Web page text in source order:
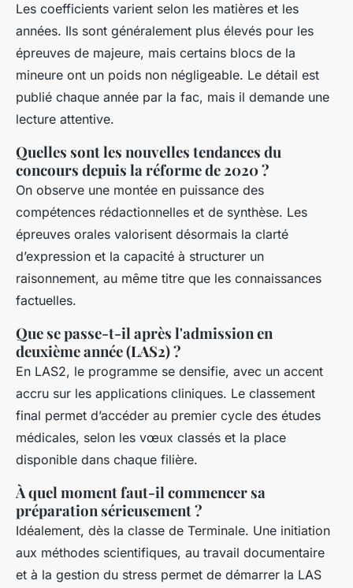
Les coefficients varient selon les matières et les
années. Ils sont généralement plus élevés pour les
épreuves de majeure, mais certains blocs de la
mineure ont un poids non négligeable. Le détail est
publié chaque année par la fac, mais il demande une
lecture attentive.
Quelles sont les nouvelles tendances du
concours depuis la réforme de 2020 ?
On observe une montée en puissance des
compétences rédactionnelles et de synthèse. Les
épreuves orales valorisent désormais la clarté
d’expression et la capacité à structurer un
raisonnement, au même titre que les connaissances
factuelles.
Que se passe-t-il après l'admission en
deuxième année (LAS2) ?
En LAS2, le programme se densifie, avec un accent
accru sur les applications cliniques. Le classement
final permet d’accéder au premier cycle des études
médicales, selon les vœux classés et la place
disponible dans chaque filière.
À quel moment faut-il commencer sa
préparation sérieusement ?
Idéalement, dès la classe de Terminale. Une initiation
aux méthodes scientifiques, au travail documentaire
et à la gestion du stress permet de démarrer la LAS